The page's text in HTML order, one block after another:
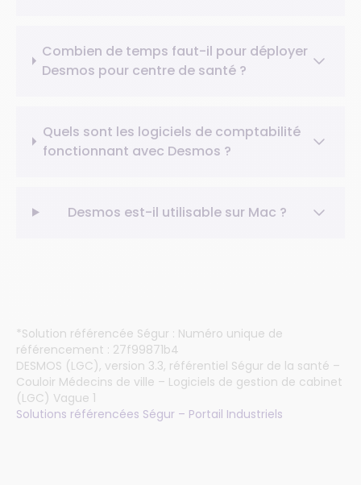
Combien de temps faut-il pour déployer
Desmos pour centre de santé ?
Quels sont les logiciels de comptabilité
fonctionnant avec Desmos ?
Desmos est-il utilisable sur Mac ?
*Solution référencée Ségur : Numéro unique de
référencement : 27f99871b4
DESMOS (LGC), version 3.3, référentiel Ségur de la santé –
Couloir Médecins de ville – Logiciels de gestion de cabinet
(LGC) Vague 1
Solutions référencées Ségur – Portail Industriels